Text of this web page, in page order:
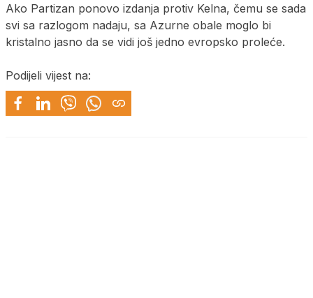
Ako Partizan ponovo izdanja protiv Kelna, čemu se sada
svi sa razlogom nadaju, sa Azurne obale moglo bi
kristalno jasno da se vidi još jedno evropsko proleće.
Podijeli vijest na: